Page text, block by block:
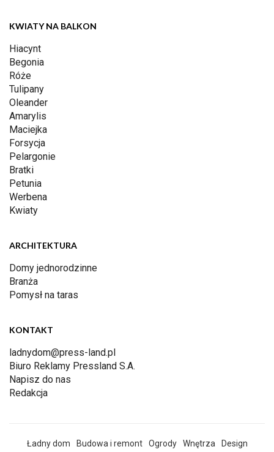
KWIATY NA BALKON
Hiacynt
Begonia
Róże
Tulipany
Oleander
Amarylis
Maciejka
Forsycja
Pelargonie
Bratki
Petunia
Werbena
Kwiaty
ARCHITEKTURA
Domy jednorodzinne
Branża
Pomysł na taras
KONTAKT
ladnydom@press-land.pl
Biuro Reklamy Pressland S.A.
Napisz do nas
Redakcja
Ładny dom Budowa i remont Ogrody Wnętrza Design